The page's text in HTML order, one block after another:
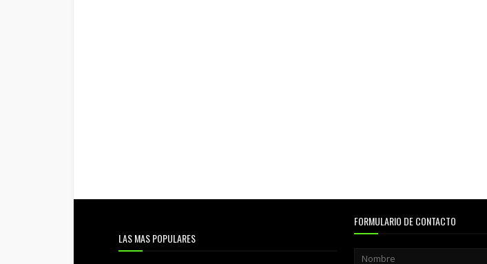
LAS MAS POPULARES
FORMULARIO DE CONTACTO